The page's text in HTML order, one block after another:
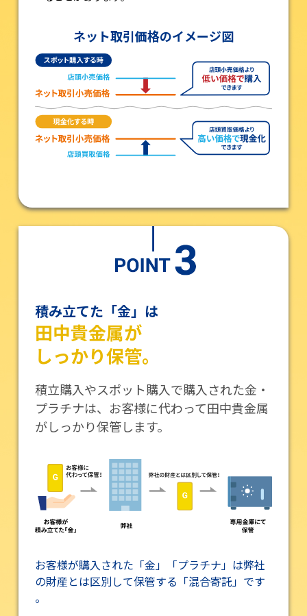
ネット取引価格のイメージ図
積み立てた「金」は
田中貴金属が
しっかり保管。
積立購入やスポット購入で購入された金・
プラチナは、お客様に代わって田中貴金属
がしっかり保管します。
お客様が購入された「金」「プラチナ」は弊社
の財産とは区別して保管する「混合寄託」です
。